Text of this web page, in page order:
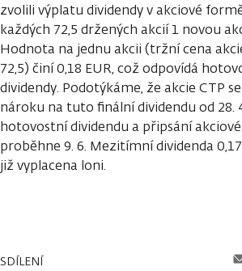
zvolili výplatu dividendy v akciové
každých 72,5 držených akcií 1 novou
Hodnota na jednu akcii (tržní cena
72,5) činí 0,18 EUR, což odpovídá
dividendy. Podotýkáme, že akcie CTP
nároku na tuto finální dividendu od 28.
hotovostní dividendu a připsání
proběhne 9. 6. Mezitímní dividenda
již vyplacena loni.
SDÍLENÍ